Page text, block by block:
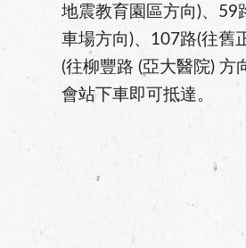
地震教育園區方向)、59
車場方向)、107路(往舊
(往柳豐路 (亞大醫院) 方
會站下車即可抵達。